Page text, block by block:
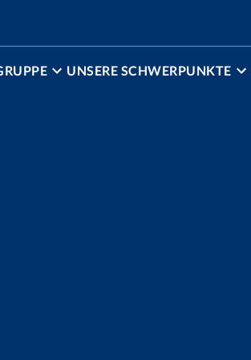
UNSERE SCHWERPUNKTE